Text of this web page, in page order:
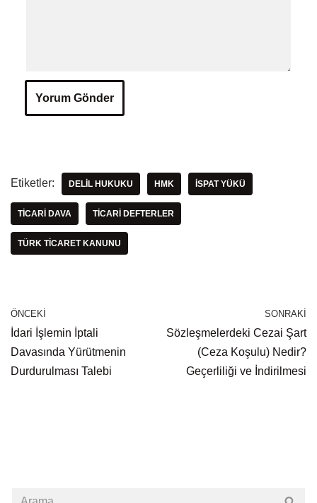
Etiketler: DELIL HUKUKU HMK İSPAT YÜKÜ
TICARI DAVA TICARI DEFTERLER
TÜRK TICARET KANUNU
ÖNCEKI
İdari İşlemin İptali
Davasında Yürütmenin
Durdurulması Talebi
SONRAKI
Sözleşmelerdeki Cezai Şart
(Ceza Koşulu) Nedir?
Geçerliliği ve İndirilmesi